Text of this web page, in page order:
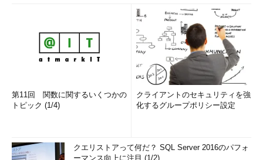
第11回 関数に関するいくつかの
トピック (1/4)
クライアントのセキュリティを強
化するグループポリシー設定
クエリストアって何だ？ SQL Server 2016のパフォ
ーマンス向上に注目 (1/2)